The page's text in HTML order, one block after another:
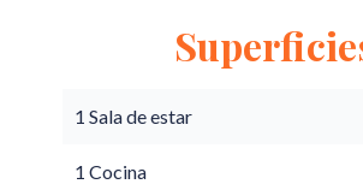
1 Sala de estar
1 Cocina